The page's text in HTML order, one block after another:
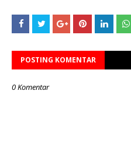
POSTING KOMENTAR
0 Komentar